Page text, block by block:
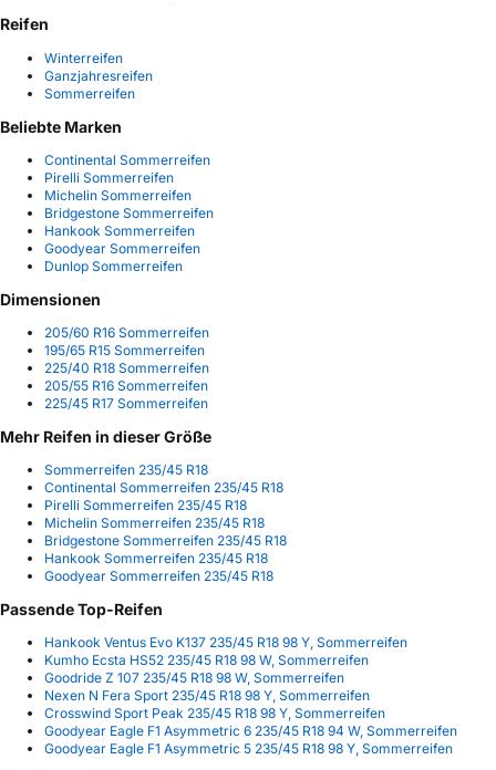
Reifen
Winterreifen
Ganzjahresreifen
Sommerreifen
Beliebte Marken
Continental Sommerreifen
Pirelli Sommerreifen
Michelin Sommerreifen
Bridgestone Sommerreifen
Hankook Sommerreifen
Goodyear Sommerreifen
Dunlop Sommerreifen
Dimensionen
205/60 R16 Sommerreifen
195/65 R15 Sommerreifen
225/40 R18 Sommerreifen
205/55 R16 Sommerreifen
225/45 R17 Sommerreifen
Mehr Reifen in dieser Größe
Sommerreifen 235/45 R18
Continental Sommerreifen 235/45 R18
Pirelli Sommerreifen 235/45 R18
Michelin Sommerreifen 235/45 R18
Bridgestone Sommerreifen 235/45 R18
Hankook Sommerreifen 235/45 R18
Goodyear Sommerreifen 235/45 R18
Passende Top-Reifen
Hankook Ventus Evo K137 235/45 R18 98 Y, Sommerreifen
Kumho Ecsta HS52 235/45 R18 98 W, Sommerreifen
Goodride Z 107 235/45 R18 98 W, Sommerreifen
Nexen N Fera Sport 235/45 R18 98 Y, Sommerreifen
Crosswind Sport Peak 235/45 R18 98 Y, Sommerreifen
Goodyear Eagle F1 Asymmetric 6 235/45 R18 94 W, Sommerreifen
Goodyear Eagle F1 Asymmetric 5 235/45 R18 98 Y, Sommerreifen